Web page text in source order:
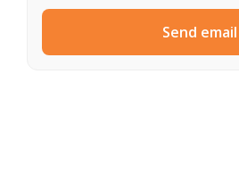
Send email